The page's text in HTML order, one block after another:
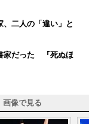
二人の「違い」と
家だった 『死ぬほ
画像で見る